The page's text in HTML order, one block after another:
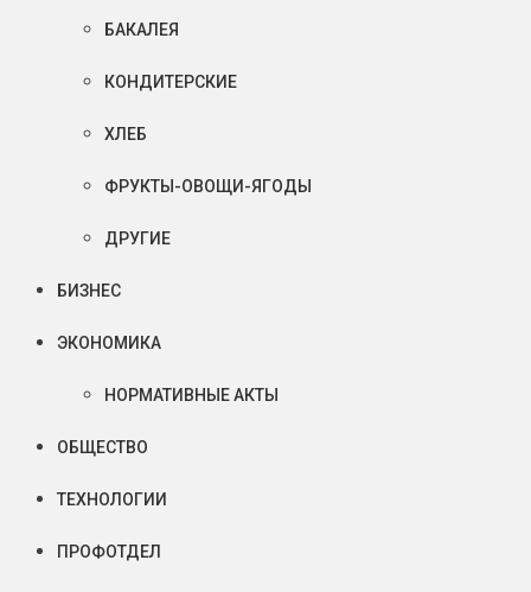
БАКАЛЕЯ
КОНДИТЕРСКИЕ
ХЛЕБ
ФРУКТЫ-ОВОЩИ-ЯГОДЫ
ДРУГИЕ
БИЗНЕС
ЭКОНОМИКА
НОРМАТИВНЫЕ АКТЫ
ОБЩЕСТВО
ТЕХНОЛОГИИ
ПРОФОТДЕЛ